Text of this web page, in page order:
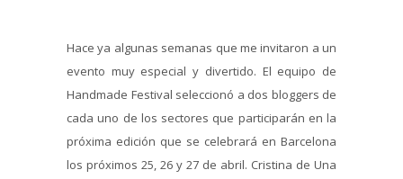
Hace ya algunas semanas que me invitaron a un
evento muy especial y divertido. El equipo de
Handmade Festival seleccionó a dos bloggers de
cada uno de los sectores que participarán en la
próxima edición que se celebrará en Barcelona
los próximos 25, 26 y 27 de abril. Cristina de Una